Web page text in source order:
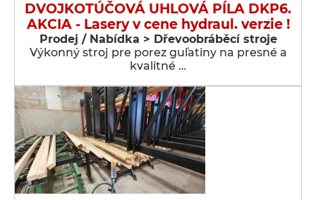
DVOJKOTÚČOVÁ UHLOVÁ PÍLA DKP6.
AKCIA - Lasery v cene hydraul. verzie !
Prodej / Nabídka > Dřevoobráběcí stroje
Výkonný stroj pre porez guľatiny na presné a
kvalitné …